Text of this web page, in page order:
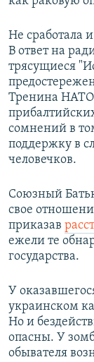
Не сработала
В ответ на
трясущиеся
Тренина НАТО
сомнений в
поддержку в
человечков.
Союзный
свое
приказав
ежели те
государства.
У
украинском
Но и
опасны. У
обывателя